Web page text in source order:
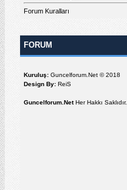
Forum Kuralları
FORUM
Kuruluş: Guncelforum.Net © 2018
Design By: ReiS
Guncelforum.NetHer Hakkı Saklıdır.